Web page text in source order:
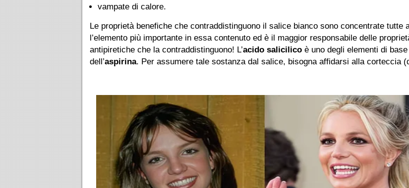
vampate di calore.
Le proprietà benefiche che contraddistinguono il salice bianco sono concentrate tutte
l’elemento più importante in essa contenuto ed è il maggior responsabile delle
antipiretiche che la contraddistinguono! L’acido salicilico è uno degli elementi di
dell’aspirina. Per assumere tale sostanza dal salice, bisogna affidarsi alla corteccia